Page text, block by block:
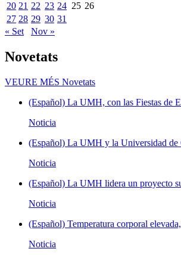
20 21 22 23 24 25 26
27 28 29 30 31
« Set
Nov »
Novetats
VEURE MÉS Novetats
(Español) La UMH, con las Fiestas de
Noticia
(Español) La UMH y la Universidad de
Noticia
(Español) La UMH lidera un proyecto
Noticia
(Español) Temperatura corporal
Noticia